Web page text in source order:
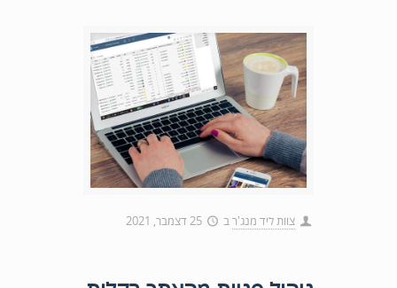
צוות ליד מנג'רב 25 דצמבר, 2021